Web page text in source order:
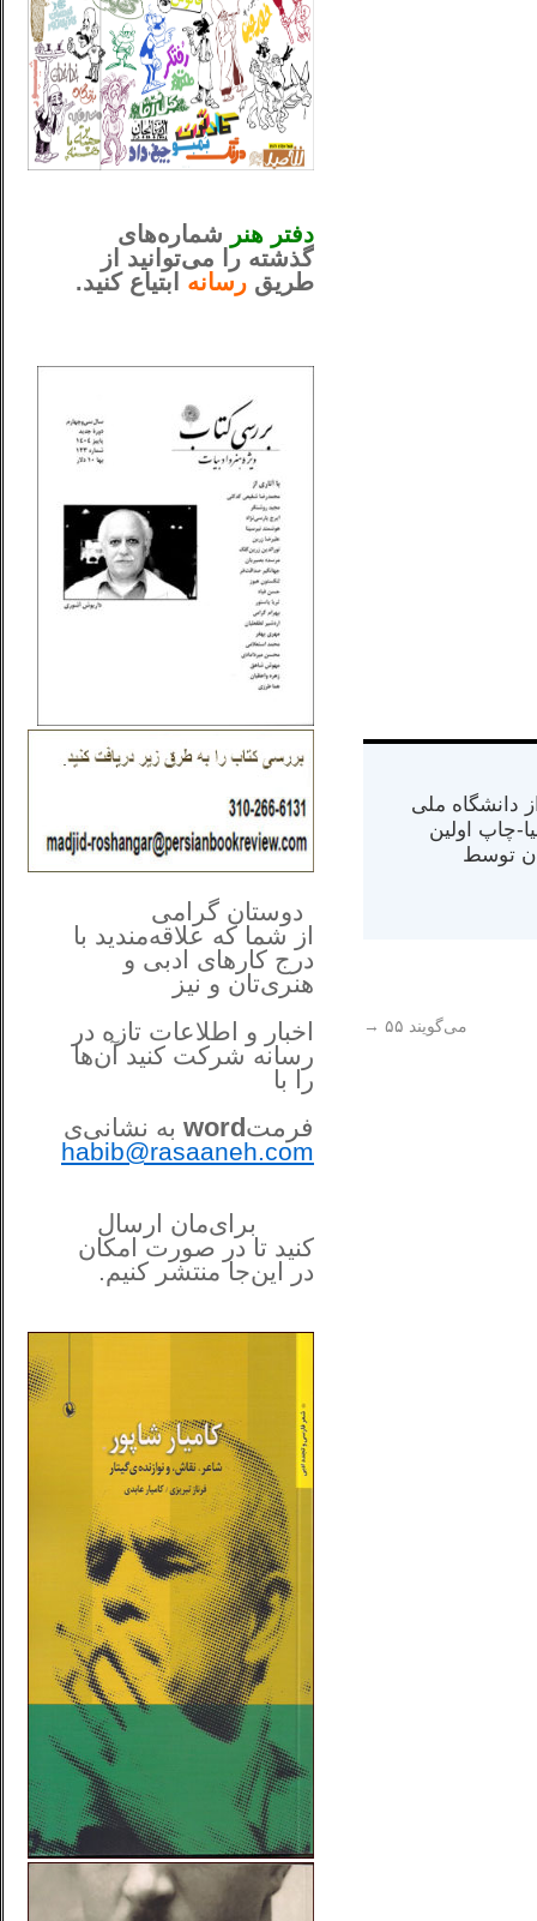
از دانشگاه ملی
در کالیفرنیا-چاپ اولین
در سال ۱۳۸۴ در ایران توسط
می‌گویند ۵۵ →
دفتر هنر شماره‌های
گذشته را می‌توانید از
طریق رسانه ابتیاع کنید.
دوستان گرامی
از شما که علاقه‌مندید با
درج کارهای‌ ادبی و
هنری‌تان و نیز
اخبار و اطلاعات تازه در
رسانه شرکت کنید آن‌ها
را با
فرمتword به نشانی‌ی
habib@rasaaneh.com
برای‌مان ارسال
کنید تا در صورت امکان
در این‌جامنتشر کنیم.